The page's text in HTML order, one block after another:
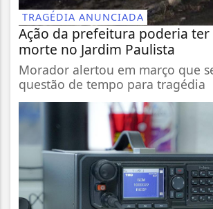
TRAGÉDIA ANUNCIADA
Ação da prefeitura poderia
morte no Jardim Paulista
Morador alertou em março que
questão de tempo para tragédia